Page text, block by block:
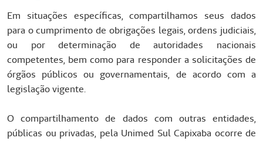
Em situações específicas, compartilhamos seus dados
para o cumprimento de obrigações legais, ordens judiciais,
ou por determinação de autoridades nacionais
competentes, bem como para responder a solicitações de
órgãos públicos ou governamentais, de acordo com a
legislação vigente.
O compartilhamento de dados com outras entidades,
públicas ou privadas, pela Unimed Sul Capixaba ocorre de